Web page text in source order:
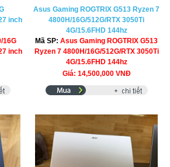
inch
16G
inch
Asus Gaming ROGTRIX G513 Ryzen 7
4800H/16G/512G/RTX 3050Ti
4G/15.6FHD 144hz
Mã SP:Asus Gaming ROGTRIX G513
Ryzen 7 4800H/16G/512G/RTX 3050Ti
4G/15.6FHD 144hz
Giá: 14,500,000 VNĐ